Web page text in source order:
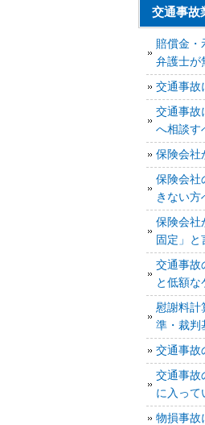
交通事故
賠償金・
弁護士が
交通事故
交通事故
へ相談す
保険会社
保険会社
きない方
保険会社
固定」と
交通事故
と低額な
慰謝料計
準・裁判
交通事故
交通事故
に入って
物損事故